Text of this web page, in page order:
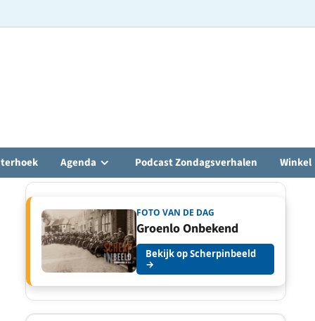
Agenda Podcast Zondagsverhalen Winkel
FOTO VAN DE DAG
Groenlo Onbekend
Bekijk op Scherpinbeeld
→